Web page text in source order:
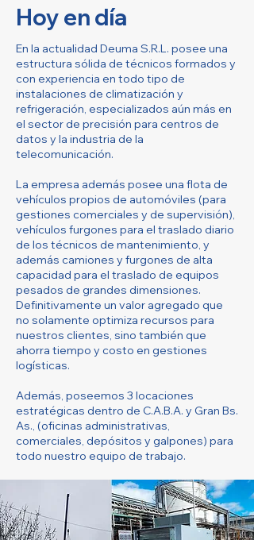
Hoy en día
En la actualidad Deuma S.R.L. posee una
estructura sólida de técnicos formados y
con experiencia en todo tipo de
instalaciones de climatización y
refrigeración, especializados aún más en
el sector de precisión para centros de
datos y la industria de la
telecomunicación.
La empresa además posee una flota de
vehículos propios de automóviles (para
gestiones comerciales y de supervisión),
vehículos furgones para el traslado diario
de los técnicos de mantenimiento, y
además camiones y furgones de alta
capacidad para el traslado de equipos
pesados de grandes dimensiones.
Definitivamente un valor agregado que
no solamente optimiza recursos para
nuestros clientes, sino también que
ahorra tiempo y costo en gestiones
logísticas.
Además, poseemos 3 locaciones
estratégicas dentro de C.A.B.A. y Gran Bs.
As., (oficinas administrativas,
comerciales, depósitos y galpones) para
todo nuestro equipo de trabajo.